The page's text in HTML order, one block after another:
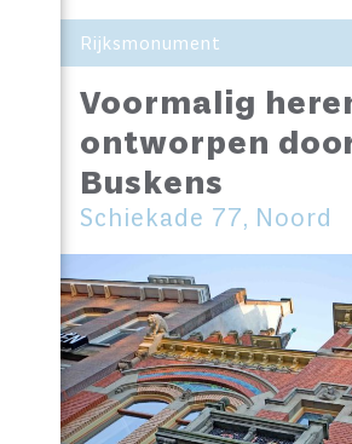
Rijksmonument
Voormalig
ontworpen door
Buskens
Schiekade 77, Noord